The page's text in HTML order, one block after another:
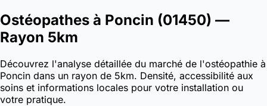
Ostéopathes à Poncin (01450) —
Rayon 5km
Découvrez l'analyse détaillée du marché de l'ostéopathie à
Poncin dans un rayon de 5km. Densité, accessibilité aux
soins et informations locales pour votre installation ou
votre pratique.